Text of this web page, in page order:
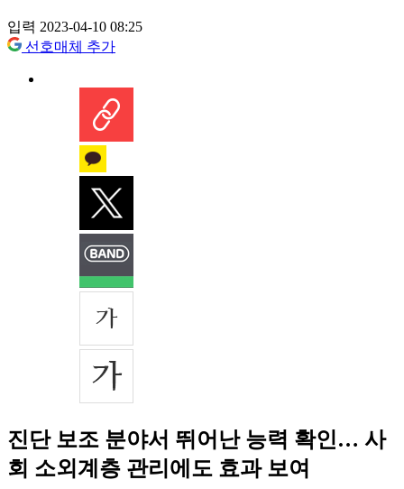
입력 2023-04-10 08:25
선호매체 추가
진단 보조 분야서 뛰어난 능력 확인… 사
회 소외계층 관리에도 효과 보여